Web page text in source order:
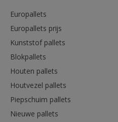
Europallets
Europallets prijs
Kunststof pallets
Blokpallets
Houten pallets
Houtvezel pallets
Piepschuim pallets
Nieuwe pallets